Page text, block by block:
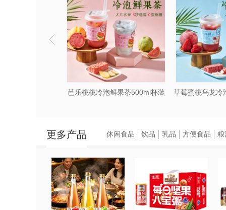
芭乐桃桃冷泡鲜果茶500ml杯装
更多产品 休闲食品 饮品 乳品 方便食品 粮